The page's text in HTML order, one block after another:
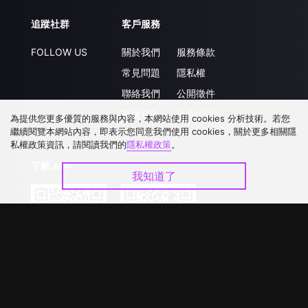
追蹤社群
FOLLOW US
客戶服務
關於我們
常見問題
聯絡我們
升級VIP
服務條款
隱私權
公開徵件
合作洽談
下載 APP
為提供您更多優質的服務與內容，本網站使用 cookies 分析技術。若您
繼續閱覽本網站內容，即表示您同意我們使用 cookies，關於更多相關隱
私權政策資訊，請閱讀我們的隱私權政策。
我知道了